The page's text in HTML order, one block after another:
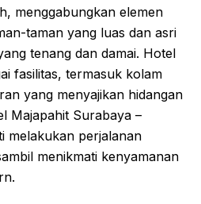
menggabungkan elemen
taman yang luas dan asri
tenang dan damai. Hotel
fasilitas, termasuk kolam
yang menyajikan hidangan
Majapahit Surabaya –
melakukan perjalanan
menikmati kenyamanan